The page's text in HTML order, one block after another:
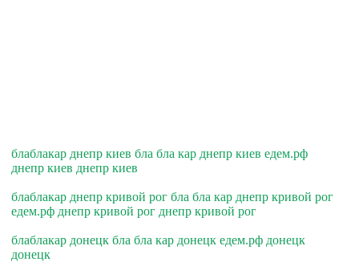
блаблакар днепр киев бла бла кар днепр киев едем.рф
днепр киев днепр киев
блаблакар днепр кривой рог бла бла кар днепр кривой рог
едем.рф днепр кривой рог днепр кривой рог
блаблакар донецк бла бла кар донецк едем.рф донецк
донецк